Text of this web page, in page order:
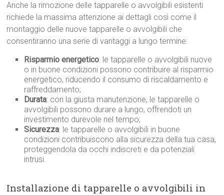
Anche la rimozione delle tapparelle o avvolgibili esistenti
richiede la massima attenzione ai dettagli così come il
montaggio delle nuove tapparelle o avvolgibili che
consentiranno una serie di vantaggi a lungo termine:
Risparmio energetico: le tapparelle o avvolgibili nuove
o in buone condizioni possono contribuire al risparmio
energetico, riducendo il consumo di riscaldamento e
raffreddamento;
Durata: con la giusta manutenzione, le tapparelle o
avvolgibili possono durare a lungo, offrendoti un
investimento durevole nel tempo;
Sicurezza: le tapparelle o avvolgibili in buone
condizioni contribuiscono alla sicurezza della tua casa,
proteggendola da occhi indiscreti e da potenziali
intrusi.
Installazione di tapparelle o avvolgibili in